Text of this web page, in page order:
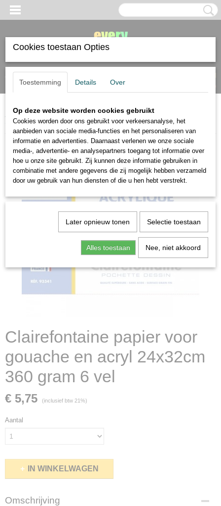
Inloggen Registreren
(0)
Home>papier>papier voor olie en acrylverf>Clairefontaine papier
voor gouache en acryl 24x32cm 360 gram 6 vel
Clairefontaine papier voor
gouache en acryl 24x32cm
360 gram 6 vel
€ 5,75 (inclusief btw 21%)
Aantal
IN WINKELWAGEN
Omschrijving
Cookies toestaan Opties
Toestemming Details Over
Op deze website worden cookies gebruikt
Cookies worden door ons gebruikt voor verkeersanalyse, het
aanbieden van sociale media-functies en het personaliseren van
informatie en advertenties. Daarnaast verlenen we onze sociale
media-, advertentie- en analysepartners toegang tot informatie over
hoe u onze site gebruikt. Zij kunnen deze informatie gebruiken in
combinatie met andere gegevens die zij mogelijk hebben verzameld
door uw gebruik van hun diensten of die u hen hebt verstrekt.
Later opnieuw tonen Selectie toestaan
Alles toestaan Nee, niet akkoord